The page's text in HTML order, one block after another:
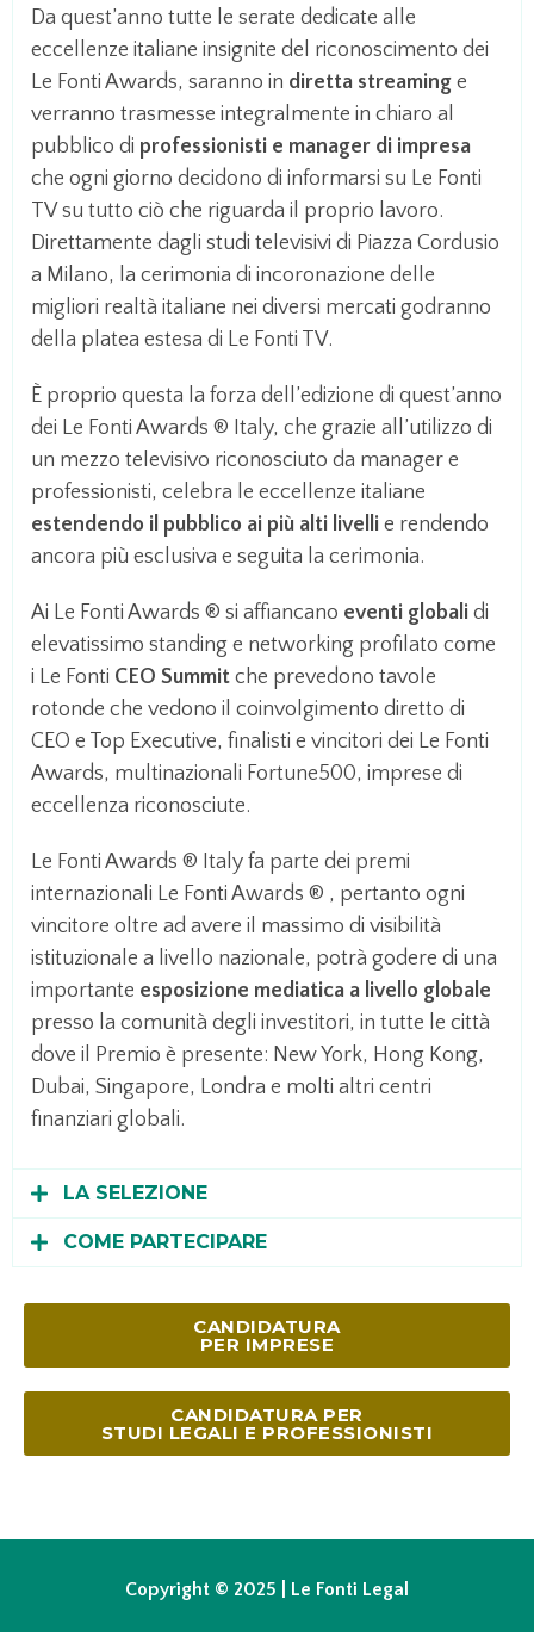
Da quest’anno tutte le serate dedicate alle
eccellenze italiane insignite del riconoscimento dei
Le Fonti Awards, saranno in diretta streaming e
verranno trasmesse integralmente in chiaro al
pubblico di professionisti e manager di impresa
che ogni giorno decidono di informarsi su Le Fonti
TV su tutto ciò che riguarda il proprio lavoro.
Direttamente dagli studi televisivi di Piazza Cordusio
a Milano, la cerimonia di incoronazione delle
migliori realtà italiane nei diversi mercati godranno
della platea estesa di Le Fonti TV.
È proprio questa la forza dell’edizione di quest’anno
dei Le Fonti Awards ® Italy, che grazie all’utilizzo di
un mezzo televisivo riconosciuto da manager e
professionisti, celebra le eccellenze italiane
estendendo il pubblico ai più alti livelli e rendendo
ancora più esclusiva e seguita la cerimonia.
Ai Le Fonti Awards ® si affiancano eventi globali di
elevatissimo standing e networking profilato come
i Le Fonti CEO Summit che prevedono tavole
rotonde che vedono il coinvolgimento diretto di
CEO e Top Executive, finalisti e vincitori dei Le Fonti
Awards, multinazionali Fortune500, imprese di
eccellenza riconosciute.
Le Fonti Awards ® Italy fa parte dei premi
internazionali Le Fonti Awards ® , pertanto ogni
vincitore oltre ad avere il massimo di visibilità
istituzionale a livello nazionale, potrà godere di una
importante esposizione mediatica a livello globale
presso la comunità degli investitori, in tutte le città
dove il Premio è presente: New York, Hong Kong,
Dubai, Singapore, Londra e molti altri centri
finanziari globali.
LA SELEZIONE
COME PARTECIPARE
CANDIDATURA
PER IMPRESE
CANDIDATURA PER
STUDI LEGALI E PROFESSIONISTI
Copyright © 2025 | Le Fonti Legal